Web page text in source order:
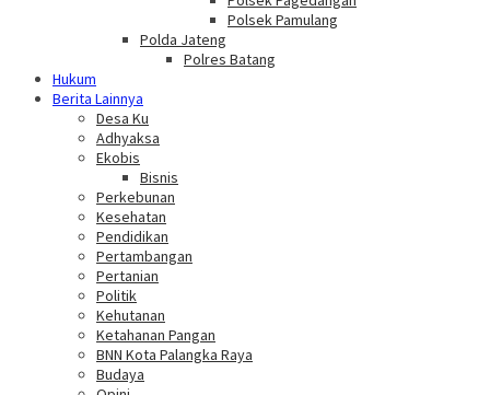
Polsek Pamulang
Polda Jateng
Polres Batang
Hukum
Berita Lainnya
Desa Ku
Adhyaksa
Ekobis
Bisnis
Perkebunan
Kesehatan
Pendidikan
Pertambangan
Pertanian
Politik
Kehutanan
Ketahanan Pangan
BNN Kota Palangka Raya
Budaya